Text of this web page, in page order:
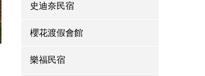
史迪奈民宿
櫻花渡假會館
樂福民宿